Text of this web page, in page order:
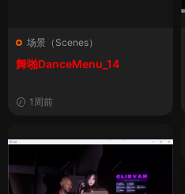
场景（Scenes）
舞啪DanceMenu_14
1周前